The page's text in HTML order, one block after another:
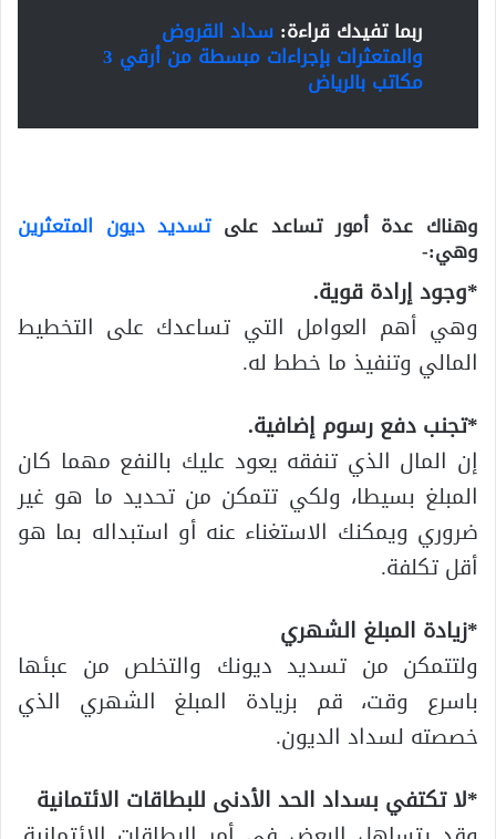
ربما تفيدك قراءة: سداد القروض
والمتعثرات بإجراءات مبسطة من أرقي 3
مكاتب بالرياض
وهناك عدة أمور تساعد على تسديد ديون المتعثرين
وهي:-
*وجود إرادة قوية.
وهي أهم العوامل التي تساعدك على التخطيط
المالي وتنفيذ ما خطط له.
*تجنب دفع رسوم إضافية.
إن المال الذي تنفقه يعود عليك بالنفع مهما كان
المبلغ بسيطا، ولكي تتمكن من تحديد ما هو غير
ضروري ويمكنك الاستغناء عنه أو استبداله بما هو
أقل تكلفة.
*زيادة المبلغ الشهري
ولتتمكن من تسديد ديونك والتخلص من عبئها
باسرع وقت، قم بزيادة المبلغ الشهري الذي
خصصته لسداد الديون.
*لا تكتفي بسداد الحد الأدنى للبطاقات الائتمانية